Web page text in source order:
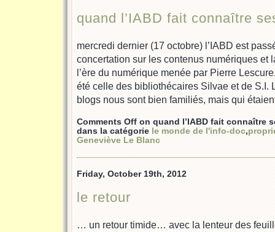
quand l’IABD fait connaître
mercredi dernier (17 octobre) l’IABD est
concertation sur les contenus numériques et
l’ère du numérique menée par Pierre
été celle des bibliothécaires Silvae et de S.I.
blogs nous sont bien familiés, mais qui
Comments Off on quand l’IABD fait connaître
dans la catégorie le monde de l'info-doc,
Geneviève Le Blanc
Friday, October 19th, 2012
le retour
… un retour timide… avec la lenteur des